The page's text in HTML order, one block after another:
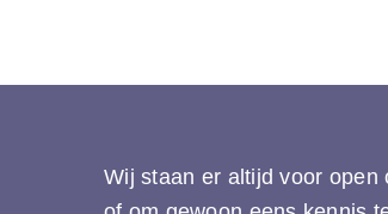
Wij staan er altijd voor open